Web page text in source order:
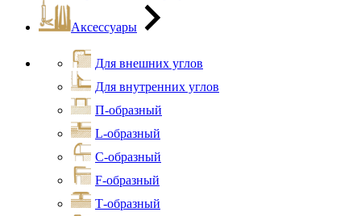
Аксессуары
Для внешних углов
Для внутренних углов
П-образный
L-образный
С-образный
F-образный
Т-образный